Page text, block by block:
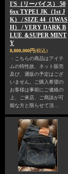
I'S（リーバイス） 50
6xx TYPE1 JK（1st J
K） / SIZE 44（1WAS
H） / VERY DARK B
LUE ＆SUPER MINT
Y
8,800,000円(税込)
・こちらの商品はアイテ
ムの特性故、ネット販売
及び、通販の予定はござ
いません。ご購入希望の
お客様は事前にご連絡の
上、ご来店、ご商談が可
能な方と限らせて頂…